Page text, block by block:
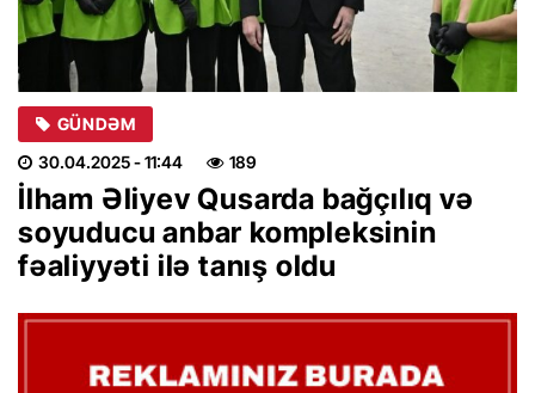
GÜNDƏM
30.04.2025- 11:44 189
İlham Əliyev Qusarda bağçılıq və
soyuducu anbar kompleksinin
fəaliyyəti ilə tanış oldu